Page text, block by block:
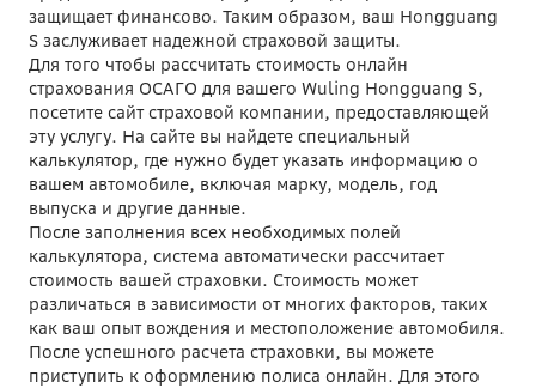
защищает финансово. Таким образом, ваш Hongguang
S заслуживает надежной страховой защиты.
Для того чтобы рассчитать стоимость онлайн
страхования ОСАГО для вашего Wuling Hongguang S,
посетите сайт страховой компании, предоставляющей
эту услугу. На сайте вы найдете специальный
калькулятор, где нужно будет указать информацию о
вашем автомобиле, включая марку, модель, год
выпуска и другие данные.
После заполнения всех необходимых полей
калькулятора, система автоматически рассчитает
стоимость вашей страховки. Стоимость может
различаться в зависимости от многих факторов, таких
как ваш опыт вождения и местоположение автомобиля.
После успешного расчета страховки, вы можете
приступить к оформлению полиса онлайн. Для этого